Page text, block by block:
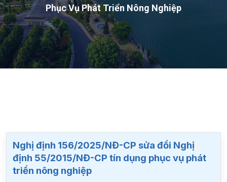
Phục Vụ Phát Triển Nông Nghiệp
Nghị định 156/2025/NĐ-CP sửa đổi Nghị
định 55/2015/NĐ-CP tín dụng phục vụ phát
triển nông nghiệp